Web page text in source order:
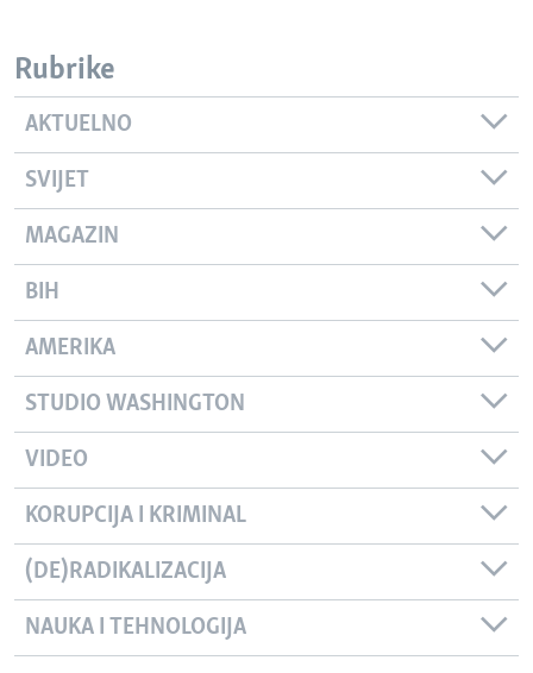
Rubrike
AKTUELNO
SVIJET
MAGAZIN
BIH
AMERIKA
STUDIO WASHINGTON
VIDEO
KORUPCIJA I KRIMINAL
(DE)RADIKALIZACIJA
NAUKA I TEHNOLOGIJA